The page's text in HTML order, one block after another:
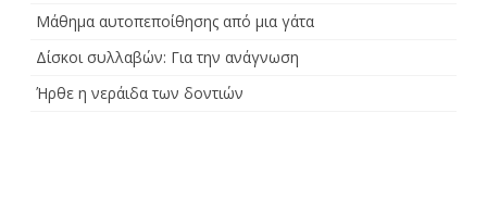
Μάθημα αυτοπεποίθησης από μια γάτα
Δίσκοι συλλαβών: Για την ανάγνωση
Ήρθε η νεράιδα των δοντιών